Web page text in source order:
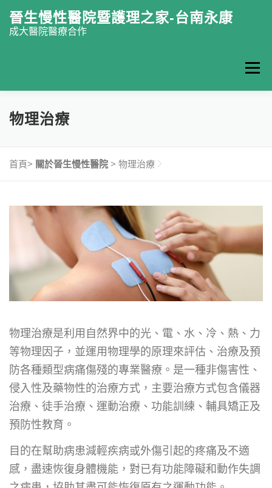
跳至主要內容
晉生慢性醫院暨護理之家-台南永康
成大醫院醫療合作
選單
認識晉生
護理之家 特色醫療 最新消息
聯絡我們 ENGLISH
物理治療
首頁> 關於晉生慢性醫院 > 物理治療
物理治療是利用自然界中的光、電、水、冷、熱、力
等物理因子，並運用物理學的原理來評估、治療及預
防各種類型病痛傷殘的專業醫療。是一種非傷害性、
侵入性及藥物性的治療方式，主要治療方式包含儀器
治療、徒手治療、運動治療、功能訓練、輔具矯正及
預防性教育。
目的在幫助病患減輕疾病或外傷引起的疼痛及不適
感，盡速恢復身體機能，對已有功能障礙和動作失調